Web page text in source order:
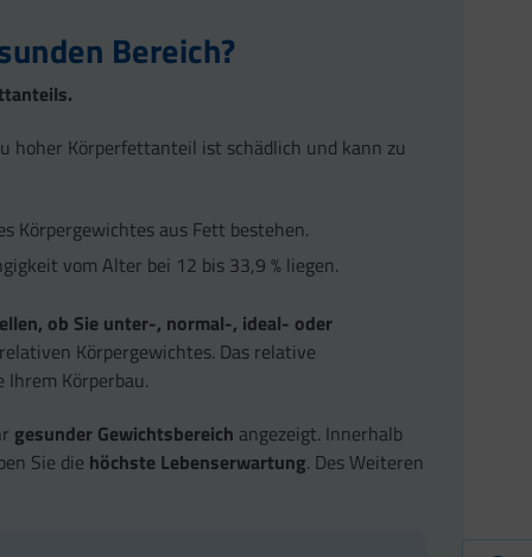
Bereich?
hoher Körperfettanteil ist schädlich und kann zu
Körpergewichtes aus Fett bestehen.
vom Alter bei 12 bis 33,9 % liegen.
ob Sie unter-, normal-, ideal- oder
Körpergewichtes. Das relative
Körperbau.
gesunder Gewichtsbereich angezeigt. Innerhalb
Sie die höchste Lebenserwartung. Des Weiteren